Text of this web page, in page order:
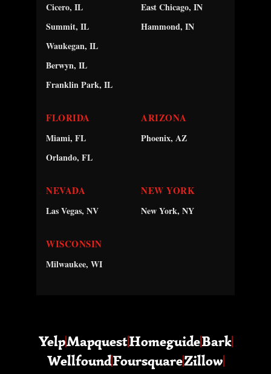
Cicero, IL
Summit, IL
Waukegan, IL
Berwyn, IL
Franklin Park, IL
East Chicago, IN
Hammond, IN
FLORIDA
Miami, FL
Orlando, FL
ARIZONA
Phoenix, AZ
NEVADA
Las Vegas, NV
NEW YORK
New York, NY
WISCONSIN
Milwaukee, WI
YelpMapquestHomeguideBark
WellfoundFoursquareZillow